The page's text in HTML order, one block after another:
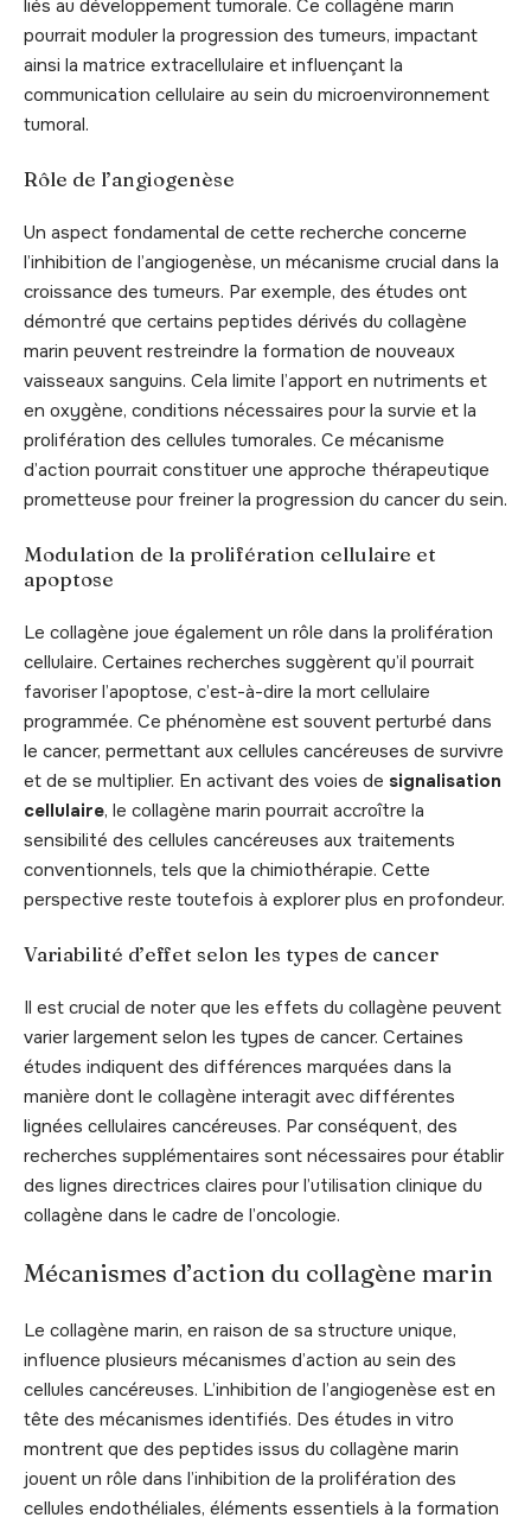
liés au développement tumorale. Ce collagène marin
pourrait moduler la progression des tumeurs, impactant
ainsi la matrice extracellulaire et influençant la
communication cellulaire au sein du microenvironnement
tumoral.
Rôle de l’angiogenèse
Un aspect fondamental de cette recherche concerne
l’inhibition de l’angiogenèse, un mécanisme crucial dans la
croissance des tumeurs. Par exemple, des études ont
démontré que certains peptides dérivés du collagène
marin peuvent restreindre la formation de nouveaux
vaisseaux sanguins. Cela limite l’apport en nutriments et
en oxygène, conditions nécessaires pour la survie et la
prolifération des cellules tumorales. Ce mécanisme
d’action pourrait constituer une approche thérapeutique
prometteuse pour freiner la progression du cancer du sein.
Modulation de la prolifération cellulaire et
apoptose
Le collagène joue également un rôle dans la prolifération
cellulaire. Certaines recherches suggèrent qu’il pourrait
favoriser l’apoptose, c’est-à-dire la mort cellulaire
programmée. Ce phénomène est souvent perturbé dans
le cancer, permettant aux cellules cancéreuses de survivre
et de se multiplier. En activant des voies de signalisation
cellulaire, le collagène marin pourrait accroître la
sensibilité des cellules cancéreuses aux traitements
conventionnels, tels que la chimiothérapie. Cette
perspective reste toutefois à explorer plus en profondeur.
Variabilité d’effet selon les types de cancer
Il est crucial de noter que les effets du collagène peuvent
varier largement selon les types de cancer. Certaines
études indiquent des différences marquées dans la
manière dont le collagène interagit avec différentes
lignées cellulaires cancéreuses. Par conséquent, des
recherches supplémentaires sont nécessaires pour établir
des lignes directrices claires pour l’utilisation clinique du
collagène dans le cadre de l’oncologie.
Mécanismes d’action du collagène marin
Le collagène marin, en raison de sa structure unique,
influence plusieurs mécanismes d’action au sein des
cellules cancéreuses. L’inhibition de l’angiogenèse est en
tête des mécanismes identifiés. Des études in vitro
montrent que des peptides issus du collagène marin
jouent un rôle dans l’inhibition de la prolifération des
cellules endothéliales, éléments essentiels à la formation